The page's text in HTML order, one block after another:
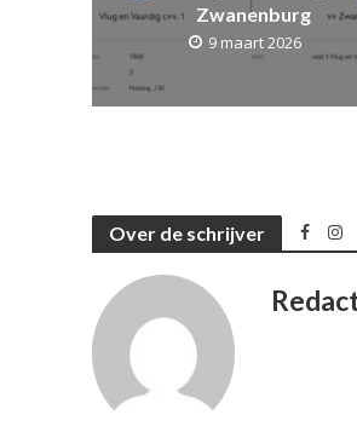
Zwanenburg
9 maart 2026
Over de schrijver